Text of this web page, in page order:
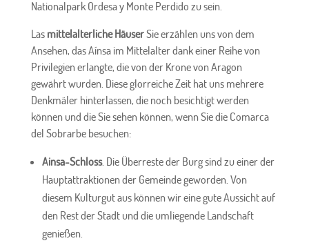
Nationalpark Ordesa y Monte Perdido zu sein.
Las mittelalterliche HäuserSie erzählen uns von dem
Ansehen, das Aínsa im Mittelalter dank einer Reihe von
Privilegien erlangte, die von der Krone von Aragon
gewährt wurden. Diese glorreiche Zeit hat uns mehrere
Denkmäler hinterlassen, die noch besichtigt werden
können und die Sie sehen können, wenn Sie die Comarca
del Sobrarbe besuchen:
Ainsa-Schloss. Die Überreste der Burg sind zu einer der
Hauptattraktionen der Gemeinde geworden. Von
diesem Kulturgut aus können wir eine gute Aussicht auf
den Rest der Stadt und die umliegende Landschaft
genießen.